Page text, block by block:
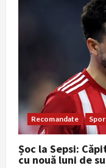
introduc
pentru
țigarete
aduse
din
UE
Recomandate
Șoc la Sepsi:
cu nouă luni de